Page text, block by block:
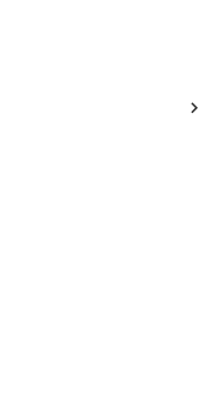
